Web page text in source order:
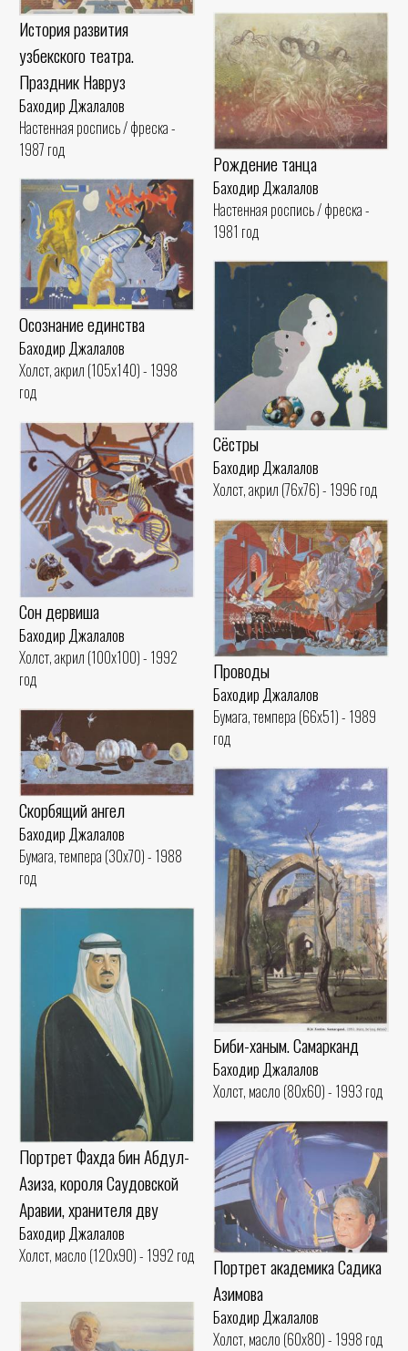
История развития
узбекского театра.
Праздник Навруз
Баходир Джалалов
Настенная роспись / фреска -
1987 год
Рождение танца
Баходир Джалалов
Настенная роспись / фреска -
1981 год
Осознание единства
Баходир Джалалов
Холст, акрил (105x140) - 1998
год
Сёстры
Баходир Джалалов
Холст, акрил (76x76) - 1996 год
Сон дервиша
Баходир Джалалов
Холст, акрил (100x100) - 1992
год
Проводы
Баходир Джалалов
Бумага, темпера (66x51) - 1989
год
Скорбящий ангел
Баходир Джалалов
Бумага, темпера (30x70) - 1988
год
Биби-ханым. Самарканд
Баходир Джалалов
Холст, масло (80x60) - 1993 год
Портрет Фахда бин Абдул-
Азиза, короля Саудовской
Аравии, хранителя дву
Баходир Джалалов
Холст, масло (120x90) - 1992 год
Портрет академика Садика
Азимова
Баходир Джалалов
Холст, масло (60x80) - 1998 год